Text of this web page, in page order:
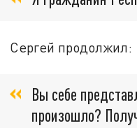
Сергей продолжил:
Вы себе
произошло?